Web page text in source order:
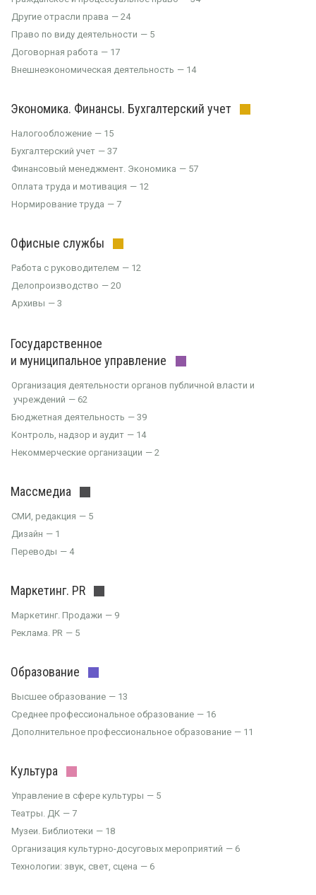
Другие отрасли права
24
Право по виду деятельности
5
Договорная работа
17
Внешнеэкономическая деятельность
14
Экономика. Финансы. Бухгалтерский учет
Налогообложение
15
Бухгалтерский учет
37
Финансовый менеджмент. Экономика
57
Оплата труда и мотивация
12
Нормирование труда
7
Офисные службы
Работа с руководителем
12
Делопроизводство
20
Архивы
3
Государственное
и муниципальное управление
Организация деятельности органов публичной власти и
учреждений
62
Бюджетная деятельность
39
Контроль, надзор и аудит
14
Некоммерческие организации
2
Массмедиа
СМИ, редакция
5
Дизайн
1
Переводы
4
Маркетинг. PR
Маркетинг. Продажи
9
Реклама. PR
5
Образование
Высшее образование
13
Среднее профессиональное образование
16
Дополнительное профессиональное образование
11
Культура
Управление в сфере культуры
5
Театры. ДК
7
Музеи. Библиотеки
18
Организация культурно-досуговых мероприятий
6
Технологии: звук, свет, сцена
6